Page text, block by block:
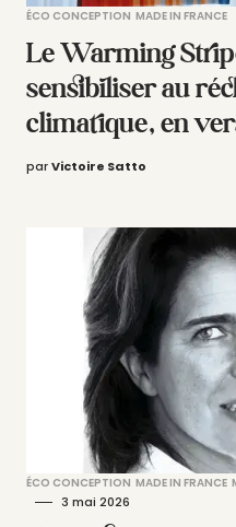
ÉCO CONCEPTION MADE IN FRANCE
Le Warming
sensibiliser au
climatique, en
parVictoire Satto
ÉCO CONCEPTION MADE IN FRANCE
3 mai 2026